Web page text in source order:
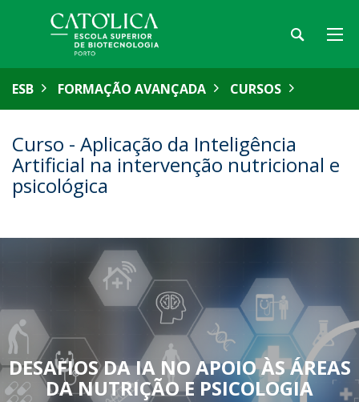
ESB FORMAÇÃO AVANÇADA CURSOS
Curso - Aplicação da Inteligência
Artificial na intervenção nutricional e
psicológica
DESAFIOS DA IA NO APOIO ÀS ÁREAS
DA NUTRIÇÃO E PSICOLOGIA